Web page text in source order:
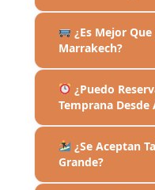
¿Es Mejor
Marrakech?
¿Puedo
Temprana Desde
¿Se Aceptan
Grande?